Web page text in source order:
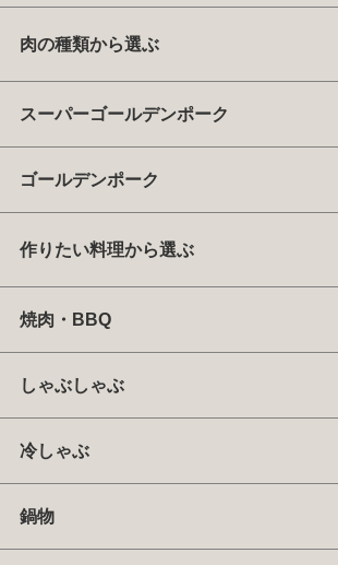
肉の種類から選ぶ
スーパーゴールデンポーク
ゴールデンポーク
作りたい料理から選ぶ
焼肉・BBQ
しゃぶしゃぶ
冷しゃぶ
鍋物